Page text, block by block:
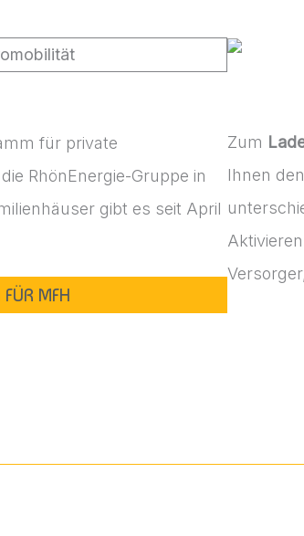
für private
RhönEnergie-Gruppe in
gibt es seit April
MFH
Zum
Ihnen